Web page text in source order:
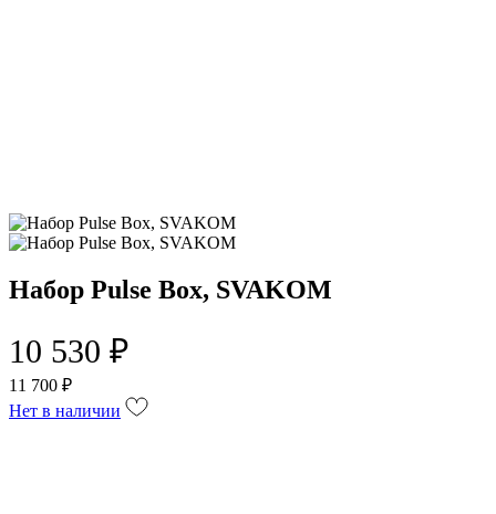
Набор Pulse Box, SVAKOM
10 530 ₽
11 700 ₽
Нет в наличии